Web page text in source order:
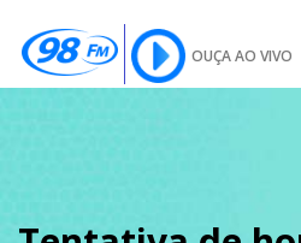
OUÇA AO VIVO
SOBRE